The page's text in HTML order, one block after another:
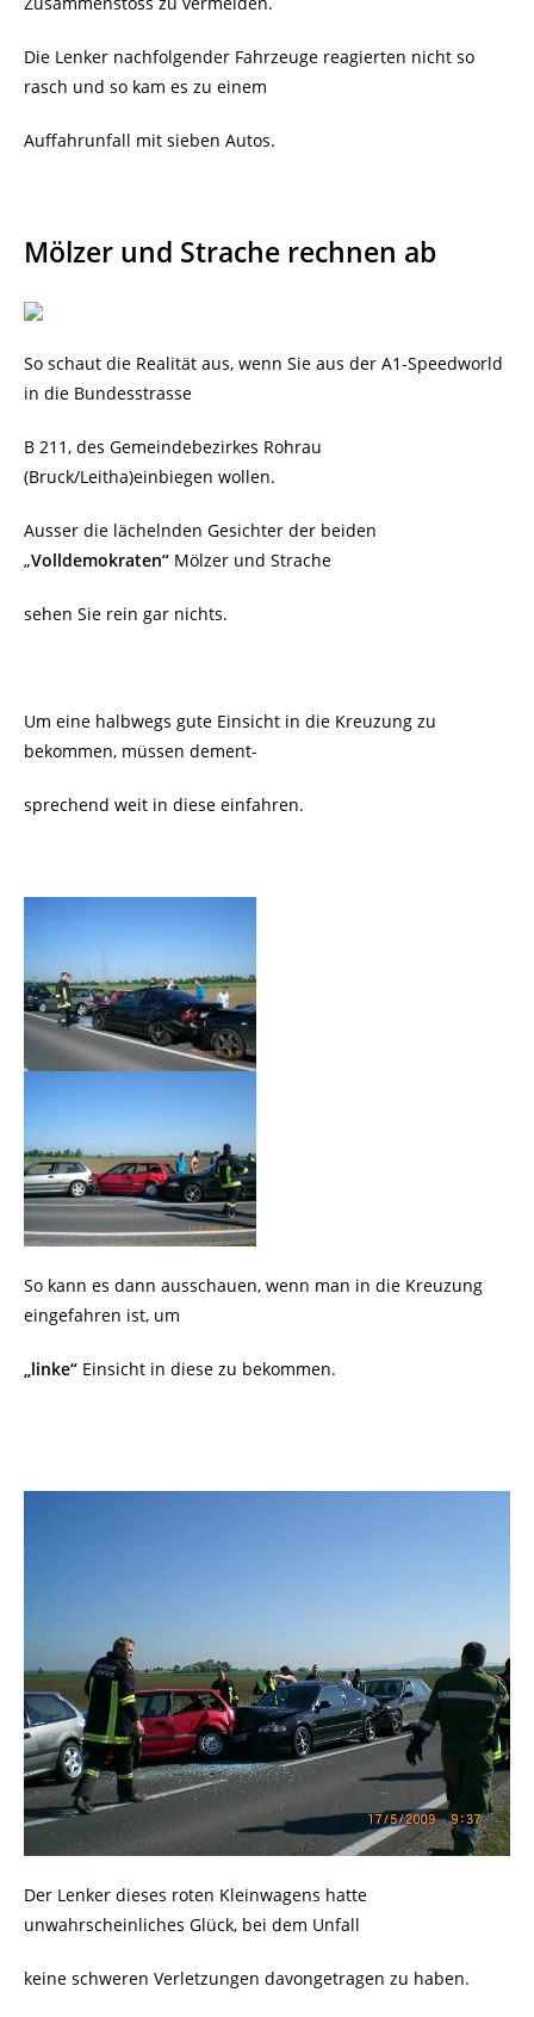
Die Lenker nachfolgender Fahrzeuge reagierten nicht so
rasch und so kam es zu einem
Auffahrunfall mit sieben Autos.
Mölzer und Strache rechnen ab
So schaut die Realität aus, wenn Sie aus der A1-Speedworld
in die Bundesstrasse
B 211, des Gemeindebezirkes Rohrau
(Bruck/Leitha)einbiegen wollen.
Ausser die lächelnden Gesichter der beiden
„Volldemokraten“ Mölzer und Strache
sehen Sie rein gar nichts.
Um eine halbwegs gute Einsicht in die Kreuzung zu
bekommen, müssen dement-
sprechend weit in diese einfahren.
So kann es dann ausschauen, wenn man in die Kreuzung
eingefahren ist, um
„linke“ Einsicht in diese zu bekommen.
Der Lenker dieses roten Kleinwagens hatte
unwahrscheinliches Glück, bei dem Unfall
keine schweren Verletzungen davongetragen zu haben.